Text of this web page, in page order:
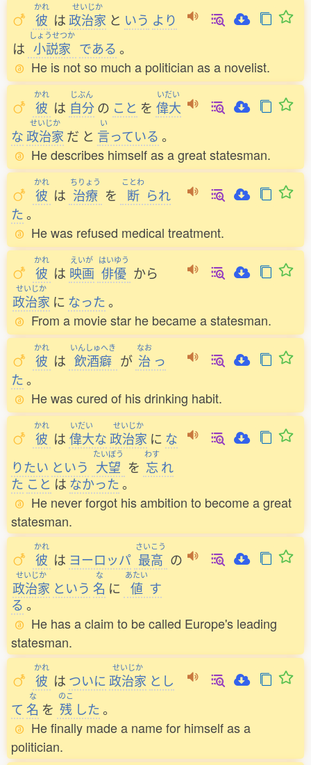
かれ
彼 は
せいじか
政治家 と いう より
は
しょうせつか
小説家 である 。
He is not so much a politician as a novelist.
かれ
彼 は
じぶん
自分 の こと を
いだい
偉大
な
せいじか
政治家 だ と
い
言っている 。
He describes himself as a great statesman.
かれ
彼 は
ちりょう
治療 を
ことわ
断 られ
た。
He was refused medical treatment.
かれ
彼 は
えいが
映画
はいゆう
俳優 から
せいじか
政治家 に なった。
From a movie star he became a statesman.
かれ
彼 は
いんしゅへき
飲酒癖 が
なお
治 っ
た。
He was cured of his drinking habit.
かれ
彼 は
いだい
偉大な
せいじか
政治家 に な
りたい という
たいぼう
大望 を
わす
忘れ
た こと は なかった。
He never forgot his ambition to become a great
statesman.
かれ
彼 は ヨーロッパ
さいこう
最高 の
せいじか
政治家 という
な
名 に
あたい
値 す
る 。
He has a claim to be called Europe's leading
statesman.
かれ
彼 は ついに
せいじか
政治家 とし
て
な
名 を
のこ
残 した。
He finally made a name for himself as a
politician.